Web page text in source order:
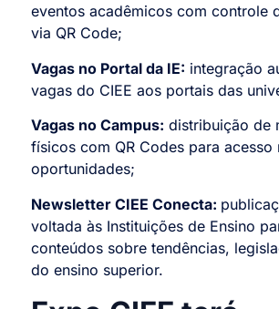
eventos acadêmicos com controle
via QR Code;
Vagas no Portal da IE: integração
vagas do CIEE aos portais das
Vagas no Campus: distribuição de
físicos com QR Codes para acesso
oportunidades;
Newsletter CIEE Conecta:
voltada às Instituições de Ensino
conteúdos sobre tendências,
do ensino superior.